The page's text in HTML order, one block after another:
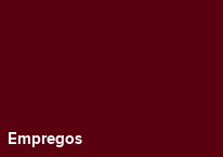
Empregos